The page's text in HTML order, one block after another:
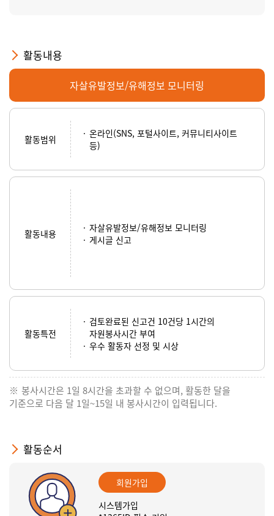
활동내용
자살유발정보/유해정보 모니터링
활동범위
온라인(SNS, 포털사이트, 커뮤니티사이트
등)
활동내용
자살유발정보/유해정보 모니터링
게시글 신고
활동특전
검토완료된 신고건 10건당 1시간의
자원봉사시간 부여
우수 활동자 선정 및 시상
봉사시간은 1일 8시간을 초과할 수 없으며, 활동한 달을
기준으로 다음 달 1일~15일 내 봉사시간이 입력됩니다.
활동순서
회원가입
시스템가입